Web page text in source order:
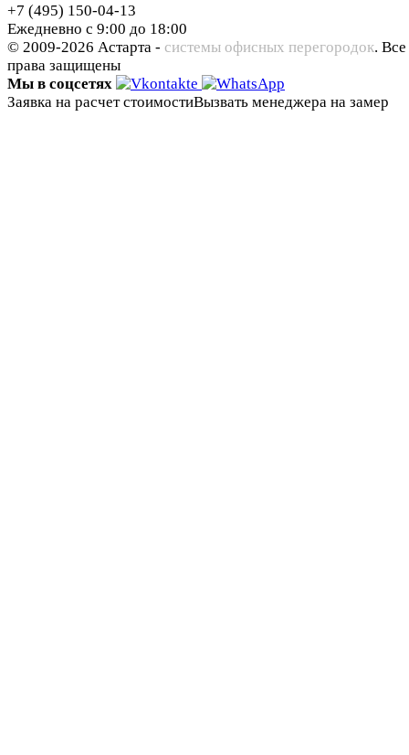
+7 (495) 150-04-13
Ежедневно с 9:00 до 18:00
© 2009-2026 Астарта - системы офисных перегородок. Все
права защищены
Мы в соцсетях
Заявка на расчет стоимостиВызвать менеджера на замер